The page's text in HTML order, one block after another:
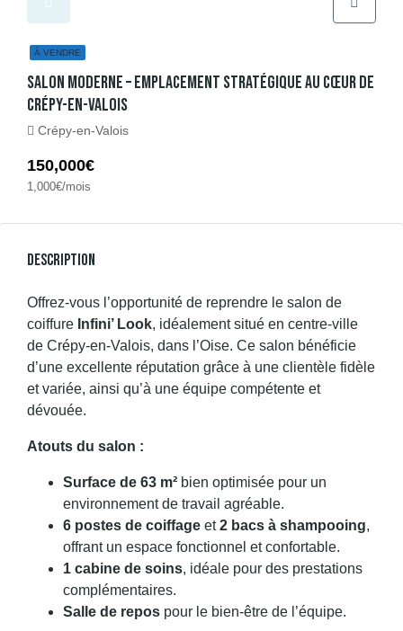
À VENDRE
Salon Moderne – Emplacement Stratégique Au Cœur De
Crépy-En-Valois
Crépy-en-Valois
150,000€
1,000€/mois
Description
Offrez-vous l’opportunité de reprendre le salon de
coiffure Infini’ Look, idéalement situé en centre-ville
de Crépy-en-Valois, dans l’Oise. Ce salon bénéficie
d’une excellente réputation grâce à une clientèle fidèle
et variée, ainsi qu’à une équipe compétente et
dévouée.
Atouts du salon :
Surface de 63 m² bien optimisée pour un
environnement de travail agréable.
6 postes de coiffage et2 bacs à shampooing,
offrant un espace fonctionnel et confortable.
1 cabine de soins, idéale pour des prestations
complémentaires.
Salle de repos pour le bien-être de l’équipe.